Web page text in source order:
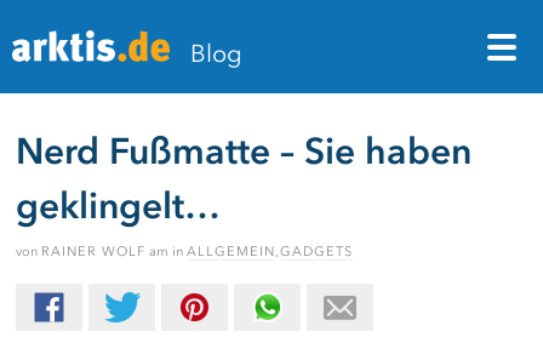
Blog M
Nerd Fußmatte – Sie haben
geklingelt…
von RAINER WOLF am inALLGEMEIN,GADGETS